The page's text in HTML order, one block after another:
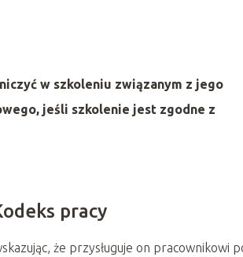
w szkoleniu związanym z jego
jeśli szkolenie jest zgodne z
pracy
że przysługuje on pracownikowi